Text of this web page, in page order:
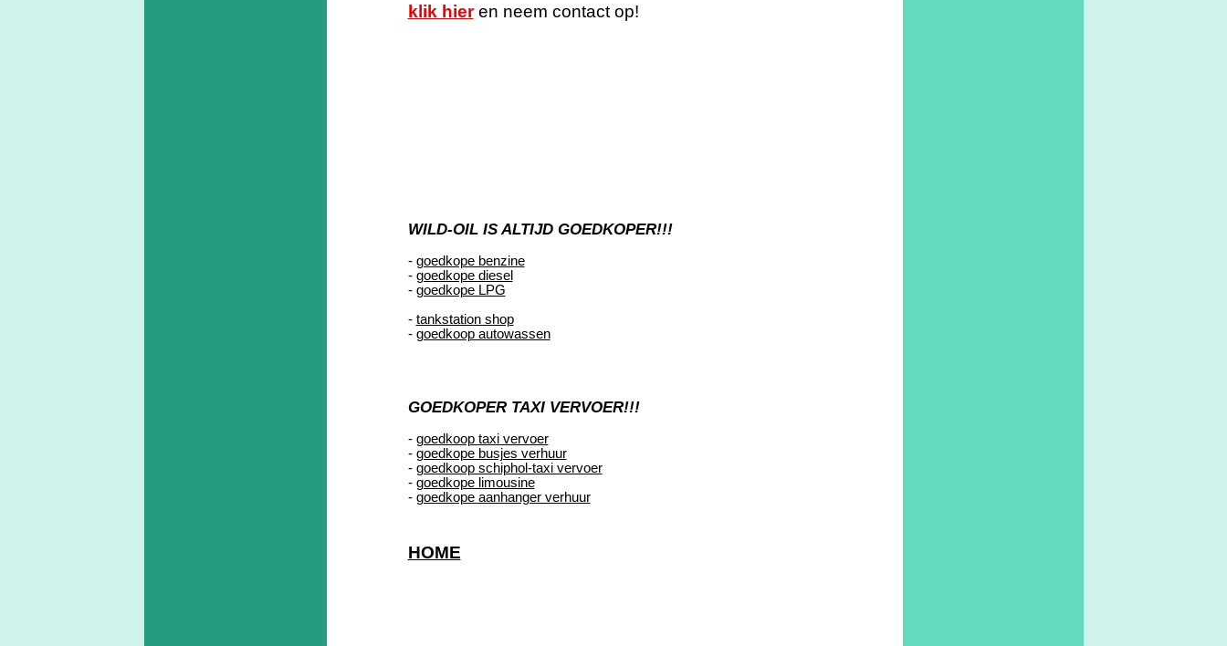
klik hier en neem contact op!
WILD-OIL IS ALTIJD GOEDKOPER!!!
- goedkope benzine
- goedkope diesel
- goedkope LPG
- tankstation shop
- goedkoop autowassen
GOEDKOPER TAXI VERVOER!!!
- goedkoop taxi vervoer
- goedkope busjes verhuur
- goedkoop schiphol-taxi vervoer
- goedkope limousine
- goedkope aanhanger verhuur
HOME